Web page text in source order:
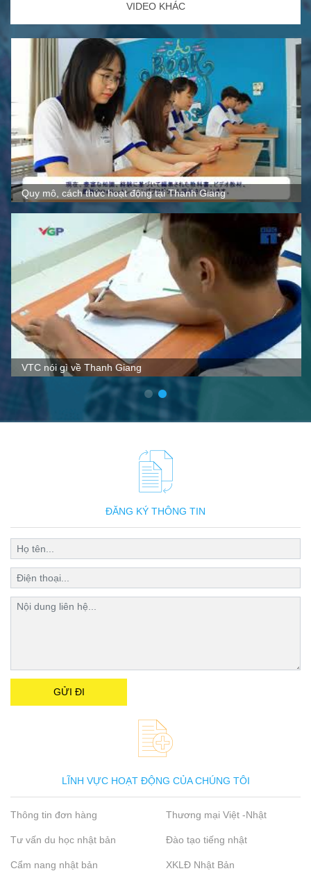
VIDEO KHÁC
Quy mô, cách thức hoạt động tại Thanh Giang
VTC nói gì về Thanh Giang
ĐĂNG KÝ THÔNG TIN
LĨNH VỰC HOẠT ĐỘNG CỦA CHÚNG TÔI
Thông tin đơn hàng Thương mại Việt -Nhật
Tư vấn du học nhật bản Đào tạo tiếng nhật
Cẩm nang nhật bản XKLĐ Nhật Bản